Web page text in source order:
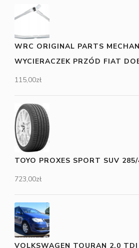
WRC ORIGINAL PARTS
WYCIERACZEK PRZÓD FIAT
115,00zł
TOYO PROXES SPORT SUV
723,00zł
VOLKSWAGEN TOURAN 2.0